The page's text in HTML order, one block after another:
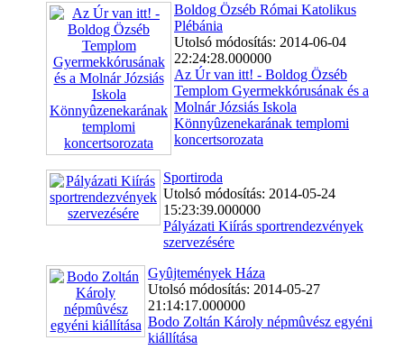
Boldog Özséb Római Katolikus
Plébánia
Utolsó módosítás: 2014-06-04
22:24:28.000000
Az Úr van itt! - Boldog Özséb
Templom Gyermekkórusának és a
Molnár Józsiás Iskola
Könnyûzenekarának templomi
koncertsorozata
Sportiroda
Utolsó módosítás: 2014-05-24
15:23:39.000000
Pályázati Kiírás sportrendezvények
szervezésére
Gyûjtemények Háza
Utolsó módosítás: 2014-05-27
21:14:17.000000
Bodo Zoltán Károly népmûvész egyéni
kiállítása